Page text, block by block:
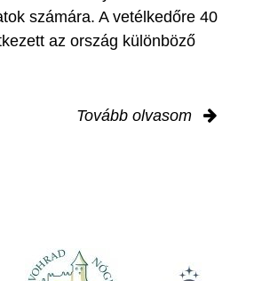
számára. A vetélkedőre 40
az ország különböző
Tovább olvasom